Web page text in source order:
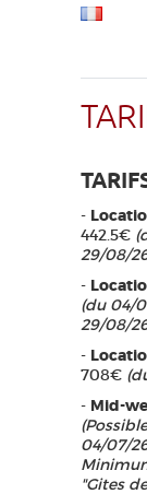
-
442.5€
29/08/
-
(du 04/
29/08/
-
708€
- Mid-
04/07/
"Gites